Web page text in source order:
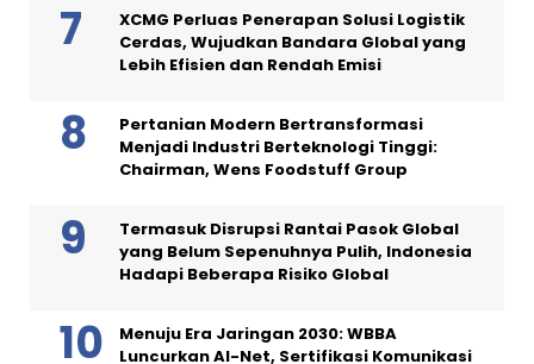
XCMG Perluas Penerapan Solusi Logistik
Cerdas, Wujudkan Bandara Global yang
Lebih Efisien dan Rendah Emisi
Pertanian Modern Bertransformasi
Menjadi Industri Berteknologi Tinggi:
Chairman, Wens Foodstuff Group
Termasuk Disrupsi Rantai Pasok Global
yang Belum Sepenuhnya Pulih, Indonesia
Hadapi Beberapa Risiko Global
Menuju Era Jaringan 2030: WBBA
Luncurkan AI-Net, Sertifikasi Komunikasi